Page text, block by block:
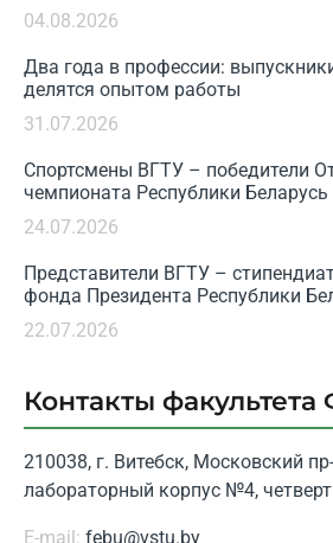
04.08.2026
Два года в профессии:
делятся опытом работы
31.07.2026
Спортсмены ВГТУ – победители
чемпионата Республики Беларусь
24.07.2026
Представители ВГТУ –
фонда Президента Республики
22.07.2026
Контакты
210038, г. Витебск, Московский
лабораторный корпус №4,
E-mail: febu@vstu.by